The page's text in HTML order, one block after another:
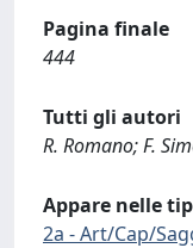
Pagina finale
444
Tutti gli autori
R. Romano; F.
Appare nelle
2a - Art/Cap/